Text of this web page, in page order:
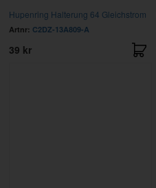
Hupenring Halterung 64 Gleichstrom
Artnr: C2DZ-13A809-A
39 kr